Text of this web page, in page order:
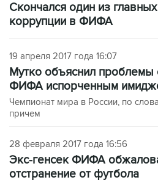
Скончался один из
коррупции в ФИФА
19 апреля 2017 года 16:07
Мутко объяснил проблемы
ФИФА испорченным
Чемпионат мира в России, по
причем
28 февраля 2017 года 16:56
Экс-генсек ФИФА
отстранение от футбола